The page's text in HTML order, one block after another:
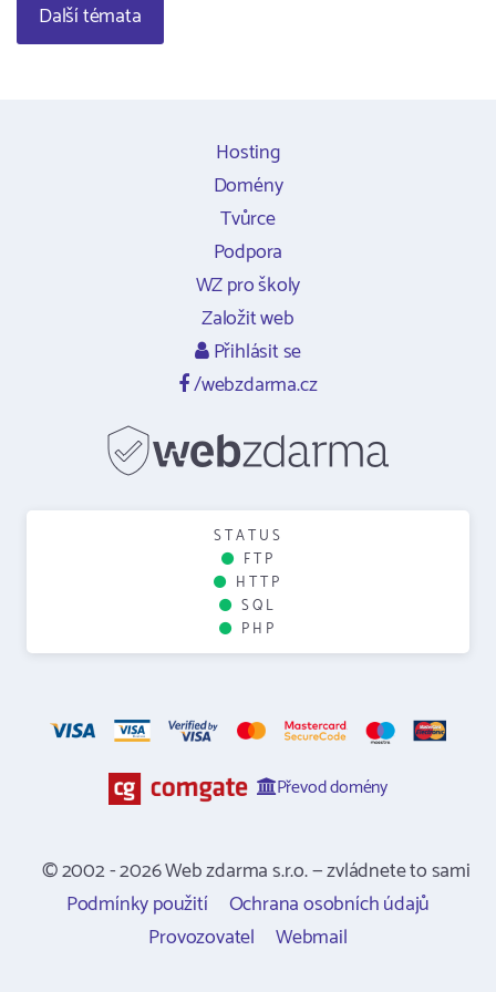
Další témata
Hosting
Domény
Tvůrce
Podpora
WZ pro školy
Založit web
Přihlásit se
/webzdarma.cz
STATUS
FTP
HTTP
SQL
PHP
Převod domény
© 2002 - 2026 Web zdarma s.r.o. — zvládnete to sami
Podmínky použití
Ochrana osobních údajů
Provozovatel
Webmail